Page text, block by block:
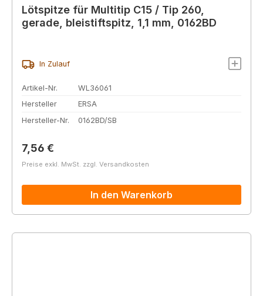
Lötspitze für Multitip C15 / Tip 260,
gerade, bleistiftspitz, 1,1 mm, 0162BD
In Zulauf
Artikel-Nr.
WL36061
Hersteller
ERSA
Hersteller-Nr.
0162BD/SB
Regulärer Preis:
7,56 €
Preise exkl. MwSt. zzgl. Versandkosten
In den Warenkorb